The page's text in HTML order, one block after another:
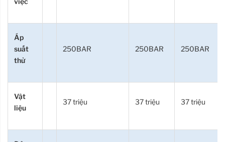
Áp
suất
thử
250BAR 250BAR 250BAR
Vật
liệu
37 triệu 37 triệu 37 triệu